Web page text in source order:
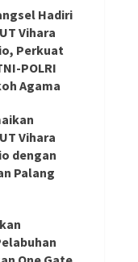
Hadiri
Vihara
Perkuat
POLRI
Agama
Vihara
dengan
Palang